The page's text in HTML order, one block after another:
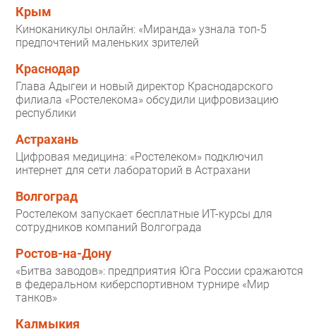
Крым
Киноканикулы онлайн: «Миранда» узнала топ-5
предпочтений маленьких зрителей
Краснодар
Глава Адыгеи и новый директор Краснодарского
филиала «Ростелекома» обсудили цифровизацию
республики
Астрахань
Цифровая медицина: «Ростелеком» подключил
интернет для сети лабораторий в Астрахани
Волгоград
Ростелеком запускает бесплатные ИТ-курсы для
сотрудников компаний Волгограда
Ростов-на-Дону
«Битва заводов»: предприятия Юга России сражаются
в федеральном киберспортивном турнире «Мир
танков»
Калмыкия